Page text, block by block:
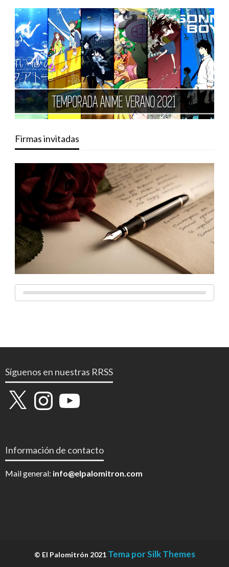
Firmas invitadas
Síguenos en nuestras RRSS
X InstagramYouTube
Información de contacto
Mail general: info@elpalomitron.com
© El Palomitrón 2021 Tema por Silk Themes